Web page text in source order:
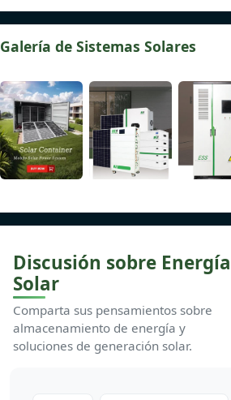
Galería de Sistemas Solares
Discusión sobre Energía
Solar
Comparta sus pensamientos sobre
almacenamiento de energía y
soluciones de generación solar.